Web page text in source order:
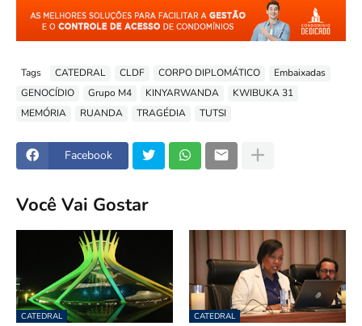
Tags CATEDRAL CLDF CORPO DIPLOMÁTICO
Embaixadas
GENOCÍDIO
Grupo M4 KINYARWANDA
KWIBUKA 31
MEMÓRIA
RUANDA TRAGÉDIA TUTSI
Facebook
Você Vai Gostar
CATEDRAL CATEDRAL